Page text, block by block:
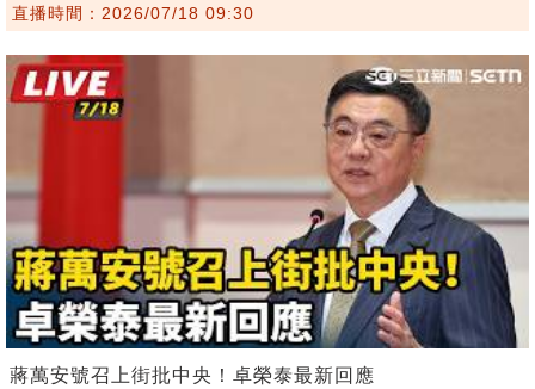
直播時間：2026/07/18 09:30
蔣萬安號召上街批中央！卓榮泰最新回應